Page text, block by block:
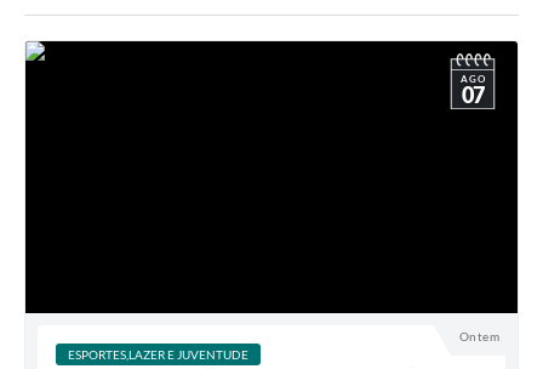
Ontem
AGO
07
ESPORTES,LAZER E JUVENTUDE